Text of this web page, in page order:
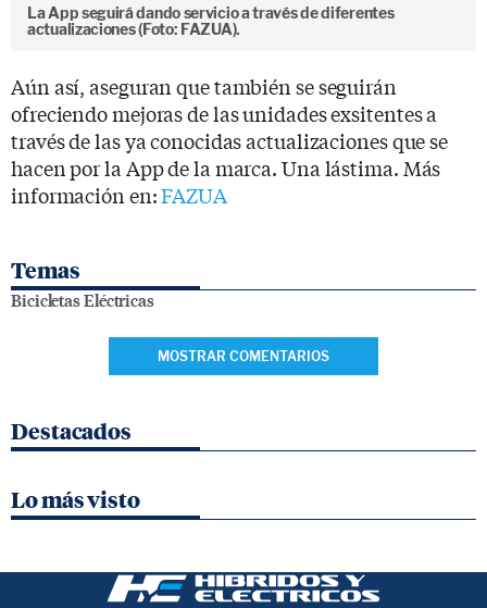
La App seguirá dando servicio a través de diferentes
actualizaciones (Foto: FAZUA).
Aún así, aseguran que también se seguirán
ofreciendo mejoras de las unidades exsitentes a
través de las ya conocidas actualizaciones que se
hacen por la App de la marca. Una lástima. Más
información en:FAZUA
Temas
Bicicletas Eléctricas
MOSTRAR COMENTARIOS
Destacados
Lo más visto